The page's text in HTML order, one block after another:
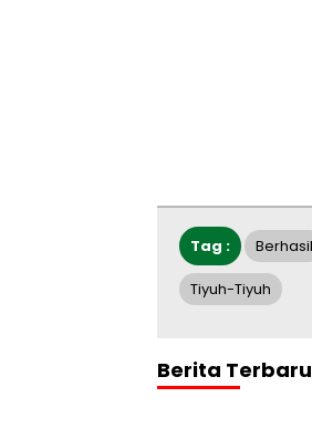
Tag : Berhasil
Tiyuh-Tiyuh
Berita Terbaru